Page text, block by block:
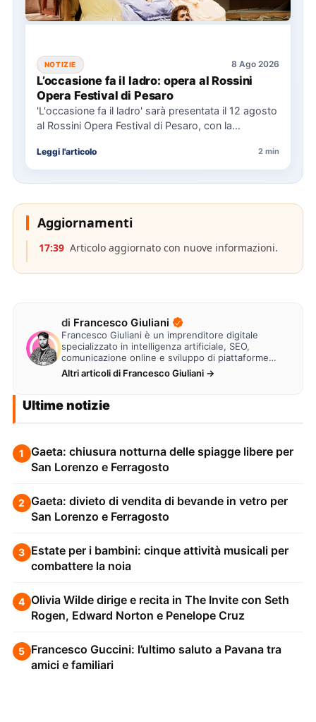
NOTIZIE 8 Ago 2026
L’occasione fa il ladro: opera al Rossini
Opera Festival di Pesaro
'L'occasione fa il ladro' sarà presentata il 12 agosto
al Rossini Opera Festival di Pesaro, con la
Leggi l'articolo 2 min
Aggiornamenti
17:39 Articolo aggiornato con nuove informazioni.
di Francesco Giuliani
Francesco Giuliani è un imprenditore digitale
specializzato in intelligenza artificiale, SEO,
comunicazione online e sviluppo di piattaforme
web. Lavora alla creazione di…
Altri articoli di Francesco Giuliani →
Ultime notizie
1
Gaeta: chiusura notturna delle spiagge libere per
San Lorenzo e Ferragosto
2 Gaeta: divieto di vendita di bevande in vetro per
San Lorenzo e Ferragosto
3 Estate per i bambini: cinque attività musicali per
combattere la noia
4 Olivia Wilde dirige e recita in The Invite con Seth
Rogen, Edward Norton e Penelope Cruz
5 Francesco Guccini: l’ultimo saluto a Pavana tra
amici e familiari